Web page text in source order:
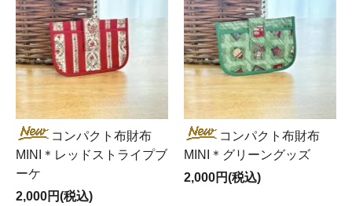
コンパクト布財布
MINI＊レッドストライプブ
ーケ
2,000円(税込)
コンパクト布財布
MINI＊グリーングッズ
2,000円(税込)